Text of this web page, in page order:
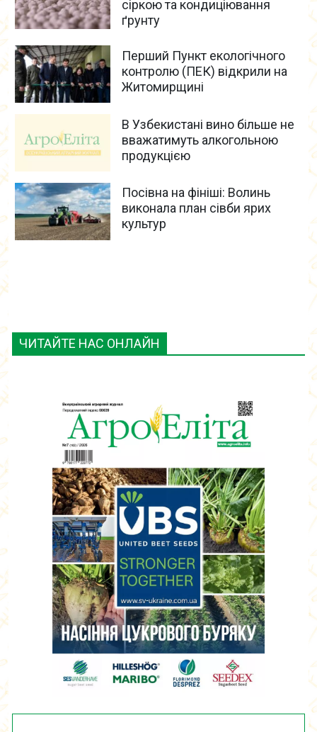
ЧИТАЙТЕ НАС ОНЛАЙН
сіркою та кондиціювання
ґрунту
Перший Пункт екологічного
контролю (ПЕК) відкрили на
Житомирщині
В Узбекистані вино більше не
вважатимуть алкогольною
продукцією
Посівна на фініші: Волинь
виконала план сівби ярих
культур